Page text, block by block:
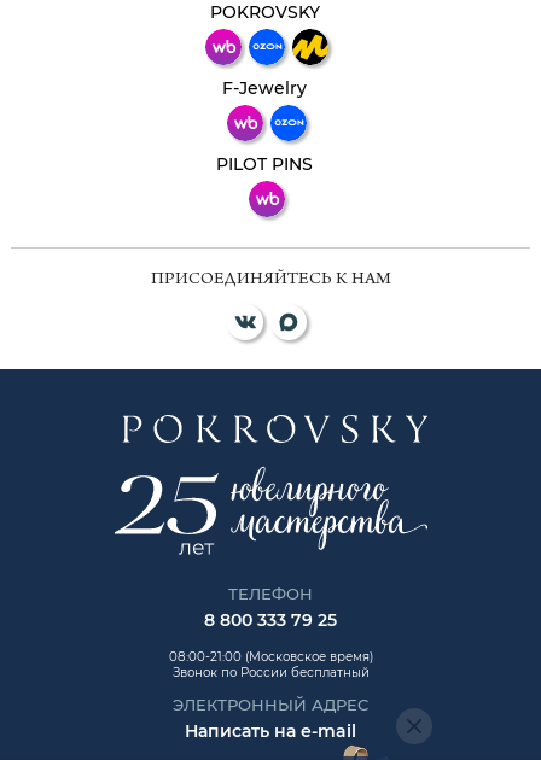
POKROVSKY
F-Jewelry
PILOT PINS
ПРИСОЕДИНЯЙТЕСЬ К НАМ
ТЕЛЕФОН
8 800 333 79 25
08:00-21:00 (Московское время)
Звонок по России бесплатный
ЭЛЕКТРОННЫЙ АДРЕС
Написать на e-mail